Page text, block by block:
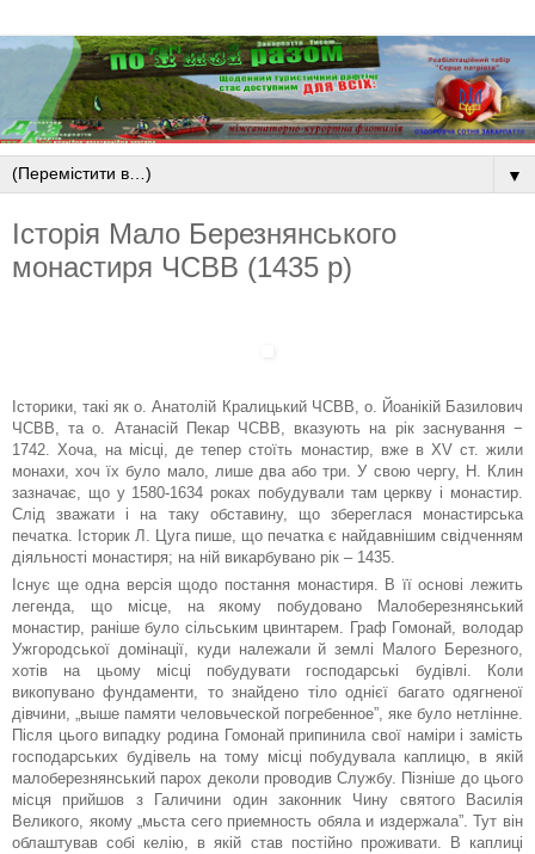
▼
Історія Мало Березнянського
монастиря ЧСВВ (1435 р)
Історики, такі як о. Анатолій Кралицький ЧСВВ, о. Йоанікій Базилович
ЧСВВ, та о. Атанасій Пекар ЧСВВ, вказують на рік заснування −
1742. Хоча, на місці, де тепер стоїть монастир, вже в ХV ст. жили
монахи, хоч їх було мало, лише два або три. У свою чергу, Н. Клин
зазначає, що у 1580-1634 роках побудували там церкву і монастир.
Слід зважати і на таку обставину, що збереглася монастирська
печатка. Історик Л. Цуга пише, що печатка є найдавнішим свідченням
діяльності монастиря; на ній викарбувано рік – 1435.
Існує ще одна версія щодо постання монастиря. В її основі лежить
легенда, що місце, на якому побудовано Малоберезнянський
монастир, раніше було сільським цвинтарем. Граф Гомонай, володар
Ужгородської домінації, куди належали й землі Малого Березного,
хотів на цьому місці побудувати господарські будівлі. Коли
викопувано фундаменти, то знайдено тіло однієї багато одягненої
дівчини, „выше памяти человьческой погребенное”, яке було нетлінне.
Після цього випадку родина Гомонай припинила свої наміри і замість
господарських будівель на тому місці побудувала каплицю, в якій
малоберезнянський парох деколи проводив Службу. Пізніше до цього
місця прийшов з Галичини один законник Чину святого Василія
Великого, якому „мьста сего приемность обяла и издержала”. Тут він
облаштував собі келію, в якій став постійно проживати. В каплиці